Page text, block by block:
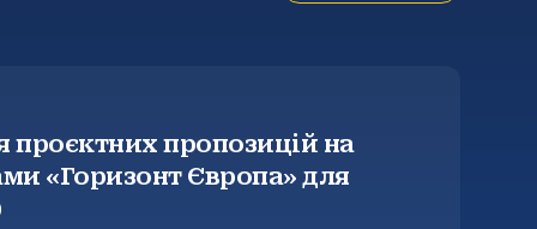
проєктних пропозицій на
«Горизонт Європа» для